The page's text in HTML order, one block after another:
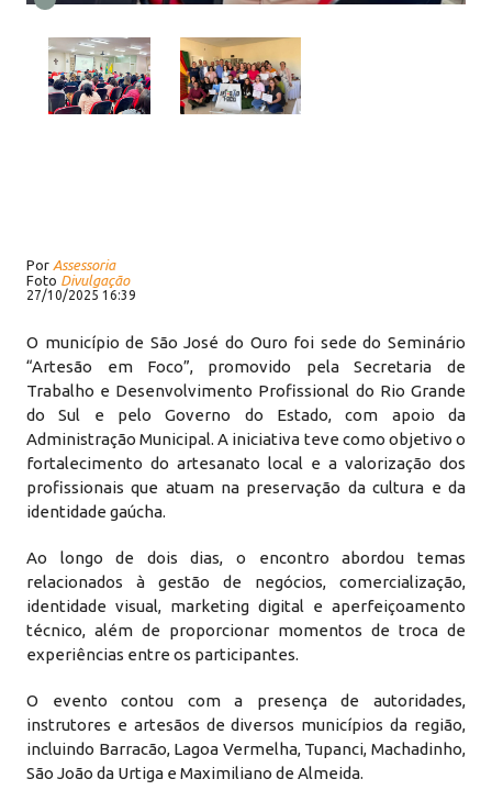
Por Assessoria
Foto Divulgação
27/10/2025 16:39
O município de São José do Ouro foi sede do Seminário
“Artesão em Foco”, promovido pela Secretaria de
Trabalho e Desenvolvimento Profissional do Rio Grande
do Sul e pelo Governo do Estado, com apoio da
Administração Municipal. A iniciativa teve como objetivo o
fortalecimento do artesanato local e a valorização dos
profissionais que atuam na preservação da cultura e da
identidade gaúcha.
Ao longo de dois dias, o encontro abordou temas
relacionados à gestão de negócios, comercialização,
identidade visual, marketing digital e aperfeiçoamento
técnico, além de proporcionar momentos de troca de
experiências entre os participantes.
O evento contou com a presença de autoridades,
instrutores e artesãos de diversos municípios da região,
incluindo Barracão, Lagoa Vermelha, Tupanci, Machadinho,
São João da Urtiga e Maximiliano de Almeida.